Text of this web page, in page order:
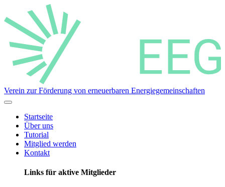
Verein zur Förderung von erneuerbaren Energiegemeinschaften
Startseite
Über uns
Tutorial
Mitglied werden
Kontakt
Links für aktive Mitglieder